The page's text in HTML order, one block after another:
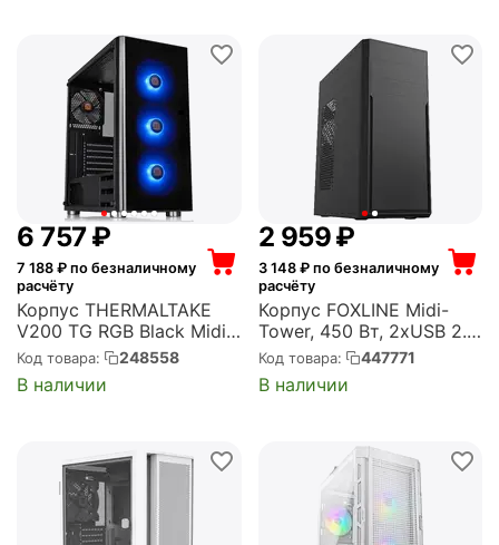
6 757₽
7 188 ₽ по безналичному
расчёту
Корпус THERMALTAKE
V200 TG RGB Black Midi-
Tower, без БП, с окном,
подсветка, 2xUSB 2.0,
1xUSB 3.0, чёрный (CA-
Код товара: 248558
В наличии
2 959₽
3 148₽ по безналичному
расчёту
Корпус FOXLINE Midi-
Tower, 450 Вт, 2xUSB 2.0,
чёрный (FL-302-FZ450-
U32)
Код товара: 447771
В наличии